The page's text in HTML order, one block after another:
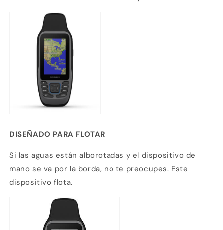
DISEÑADO PARA FLOTAR
Si las aguas están alborotadas y el dispositivo de
mano se va por la borda, no te preocupes. Este
dispositivo flota.